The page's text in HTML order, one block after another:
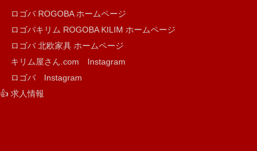
ロゴバ ROGOBA ホームページ
ロゴバキリム ROGOBA KILIM ホームページ
ロゴバ 北欧家具 ホームページ
キリム屋さん.com Instagram
ロゴバ Instagram
👍 求人情報